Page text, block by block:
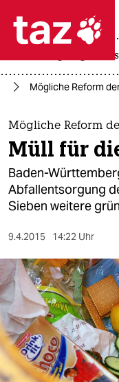

themen
politik
öko
sport
berlin
nord
wahrheit
Mögliche Reform
Mögliche Reform
Müll für
Baden-
Abfallentsorgung
Sieben weitere
9.4.2015 14:22 Uhr